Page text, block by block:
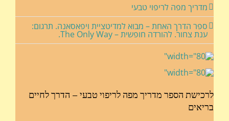
מדריך מפה לריפוי טבעי
ספר הדרך האחת – מבוא למדיטציית ויפאסאנה. תרגום:
ענת צחור. להורדה חופשית – The Only Way.
לרכישת הספר מדריך מפה לריפוי טבעי – הדרך לחיים
בריאים